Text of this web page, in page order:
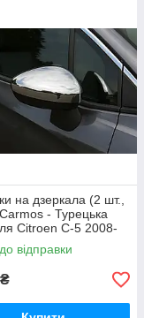
на дзеркала (2 шт.,
- Турецька
Citroen C-5 2008-
відправки
₴